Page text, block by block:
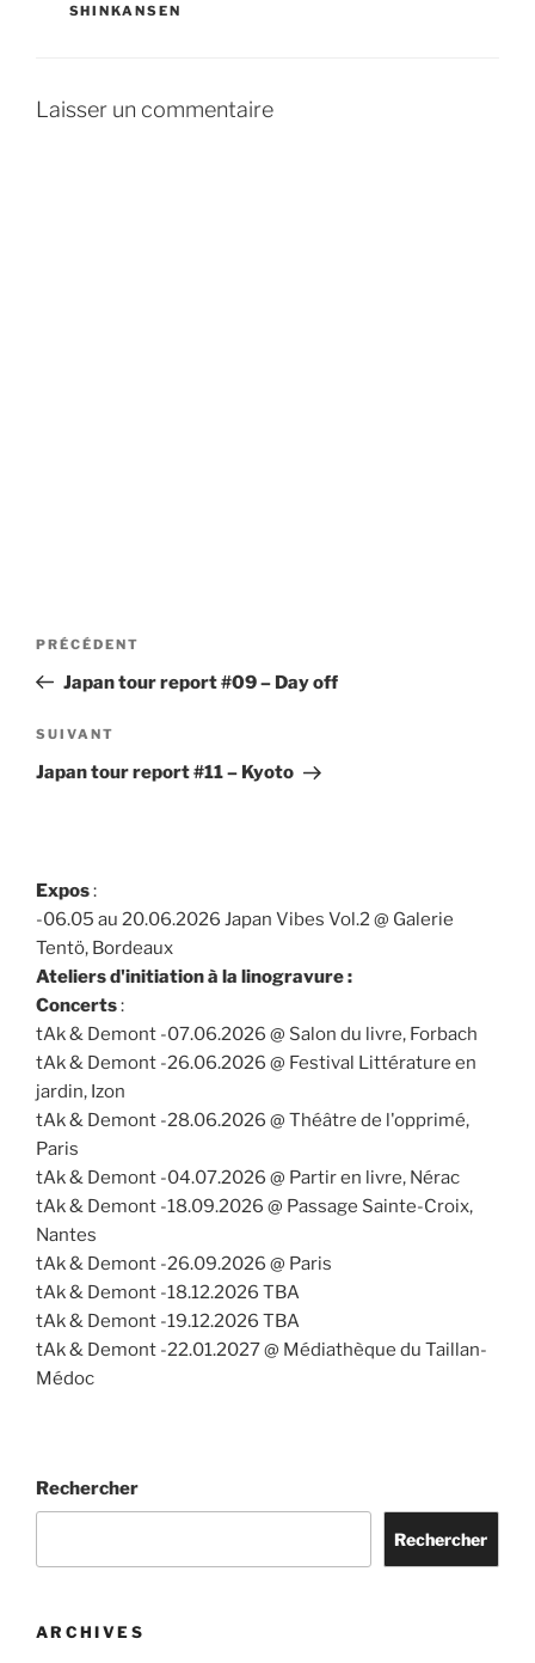
SHINKANSEN
Laisser un commentaire
Navigation
l’article
Article
précédent
PRÉCÉDENT
Japan tour report #09 – Day off
Article
suivant
SUIVANT
Japan tour report #11 – Kyoto
Expos:
-06.05 au 20.06.2026 Japan Vibes Vol.2 @ Galerie
Tentö, Bordeaux
Ateliers d'initiation à la linogravure :
Concerts:
tAk & Demont -07.06.2026 @ Salon du livre, Forbach
tAk & Demont -26.06.2026 @ Festival Littérature en
jardin, Izon
tAk & Demont -28.06.2026 @ Théâtre de l'opprimé,
Paris
tAk & Demont -04.07.2026 @ Partir en livre, Nérac
tAk & Demont -18.09.2026 @ Passage Sainte-Croix,
Nantes
tAk & Demont -26.09.2026 @ Paris
tAk & Demont -18.12.2026 TBA
tAk & Demont -19.12.2026 TBA
tAk & Demont -22.01.2027 @ Médiathèque du Taillan-
Médoc
Rechercher
Rechercher
ARCHIVES